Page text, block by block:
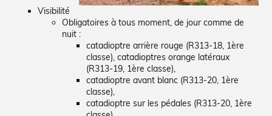
Visibilité
Obligatoires à tous moment, de jour comme de
nuit :
catadioptre arrière rouge (R313-18, 1ère
classe), catadioptres orange latéraux
(R313-19, 1ère classe),
catadioptre avant blanc (R313-20, 1ère
classe),
catadioptre sur les pédales (R313-20, 1ère